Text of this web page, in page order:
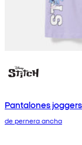
Pantalones
de pernera ancha